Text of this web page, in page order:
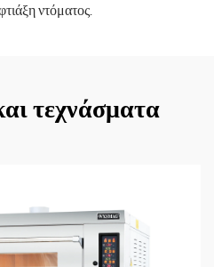
ντόματος.
τεχνάσματα